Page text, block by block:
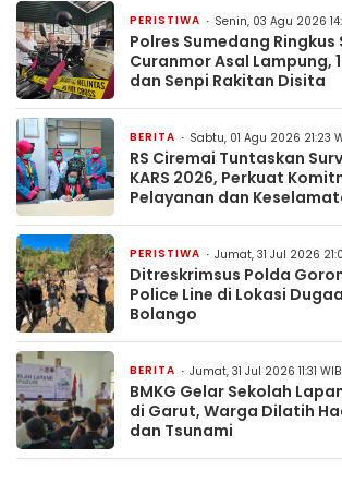
PERISTIWA Senin, 03 Agu 2026
Polres Sumedang
Curanmor Asal Lampung,
dan Senpi Rakitan Disita
BERITA Sabtu, 01 Agu 2026 21:23
RS Ciremai Tuntaskan
KARS 2026, Perkuat
Pelayanan dan
PERISTIWA Jumat, 31 Jul 2026
Ditreskrimsus Polda
Police Line di Lokasi
Bolango
BERITA Jumat, 31 Jul 2026 11:31 WIB
BMKG Gelar Sekolah
di Garut, Warga Dilatih
dan Tsunami